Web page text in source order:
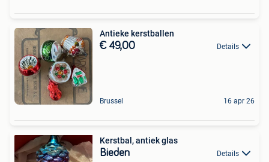
Antieke kerstballen
€ 49,00 Details
Brussel 16 apr 26
Kerstbal, antiek glas
Bieden Details